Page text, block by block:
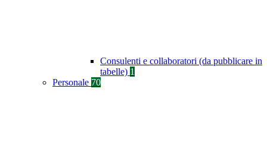
Consulenti e collaboratori (da pubblicare in
tabelle) 1
Personale 70